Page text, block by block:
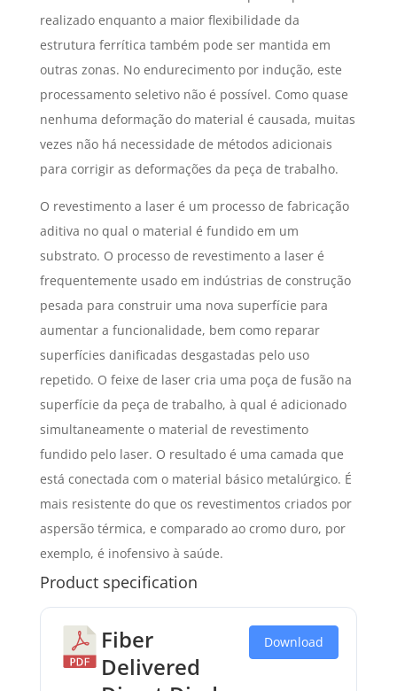
realizado enquanto a maior flexibilidade da
estrutura ferrítica também pode ser mantida em
outras zonas. No endurecimento por indução, este
processamento seletivo não é possível. Como quase
nenhuma deformação do material é causada, muitas
vezes não há necessidade de métodos adicionais
para corrigir as deformações da peça de trabalho.
O revestimento a laser é um processo de fabricação
aditiva no qual o material é fundido em um
substrato. O processo de revestimento a laser é
frequentemente usado em indústrias de construção
pesada para construir uma nova superfície para
aumentar a funcionalidade, bem como reparar
superfícies danificadas desgastadas pelo uso
repetido. O feixe de laser cria uma poça de fusão na
superfície da peça de trabalho, à qual é adicionado
simultaneamente o material de revestimento
fundido pelo laser. O resultado é uma camada que
está conectada com o material básico metalúrgico. É
mais resistente do que os revestimentos criados por
aspersão térmica, e comparado ao cromo duro, por
exemplo, é inofensivo à saúde.
Product specification
Fiber
Delivered
Download